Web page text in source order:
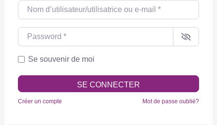
Nom d’utilisateur/utilisatrice ou e-mail
Password
Se souvenir de moi
SE CONNECTER
Créer un compte Mot de passe oublié?